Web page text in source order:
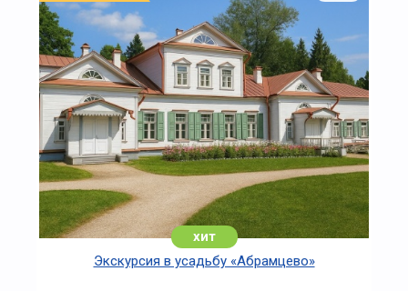
хит
Экскурсия в усадьбу «Абрамцево»